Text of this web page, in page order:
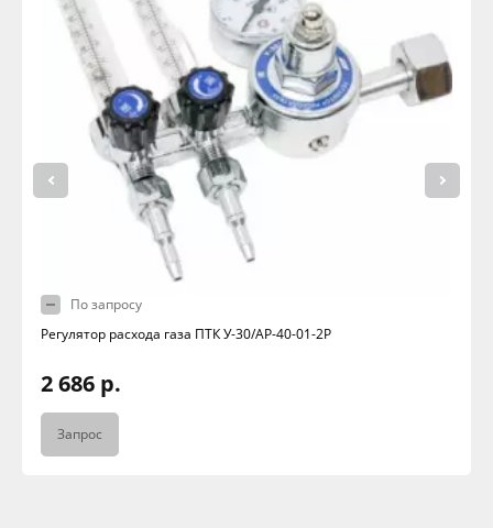
По запросу
Регулятор расхода газа ПТК У-30/АР-40-01-2P
2 686 р.
Запрос